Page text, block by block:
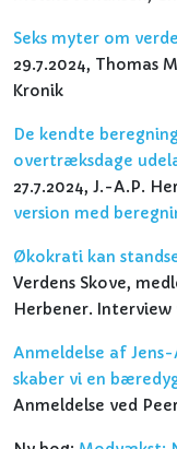
Seks myter om
29.7.2024, Thomas
Kronik
De kendte
overtræksdage
27.7.2024, J.-A.P.
version med
Økokrati kan
Verdens Skove,
Herbener. Interview
Anmeldelse af
skaber vi en
Anmeldelse ved